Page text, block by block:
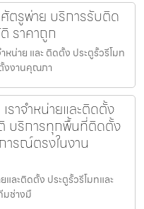
ตรูพ่าย บริการรับติด
ราคาถูก
น่าย และ ติดตั้ง ประตูรั้วรีโมท
งงานคุณภา
ราจำหน่ายและติดตั้ง
บริการทุกพื้นที่ติดตั้ง
รณ์ตรงในงาน
และติดตั้ง ประตูรั้วรีโมทและ
ช่างมื